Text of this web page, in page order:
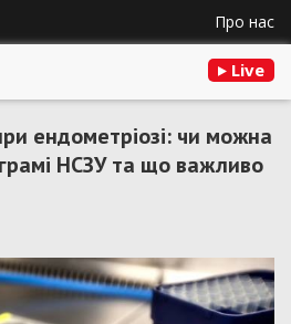
Про нас
Live
ендометріозі: чи можна
НСЗУ та що важливо